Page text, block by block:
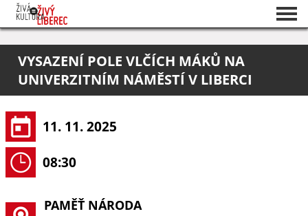
O projektu
Pořadatelé
VYSAZENÍ POLE VLČÍCH MÁKŮ NA
UNIVERZITNÍM NÁMĚSTÍ V LIBERCI
11. 11. 2025
08:30
PAMĚŤ NÁRODA